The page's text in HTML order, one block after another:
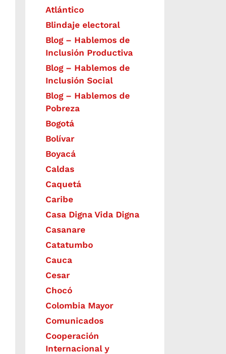
Atlántico
Blindaje electoral
Blog – Hablemos de
Inclusión Productiva
Blog – Hablemos de
Inclusión Social
Blog – Hablemos de
Pobreza
Bogotá
Bolívar
Boyacá
Caldas
Caquetá
Caribe
Casa Digna Vida Digna
Casanare
Catatumbo
Cauca
Cesar
Chocó
Colombia Mayor
Comunicados
Cooperación
Internacional y